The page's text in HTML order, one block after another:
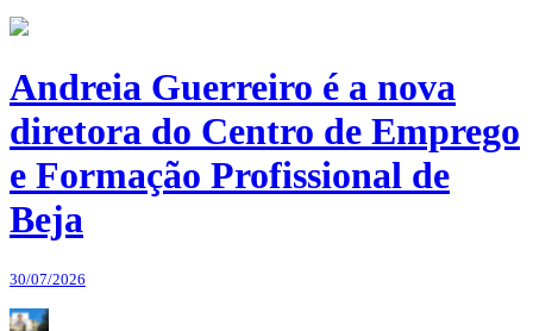
Andreia Guerreiro é a nova
diretora do Centro de Emprego
e Formação Profissional de
Beja
30/07/2026